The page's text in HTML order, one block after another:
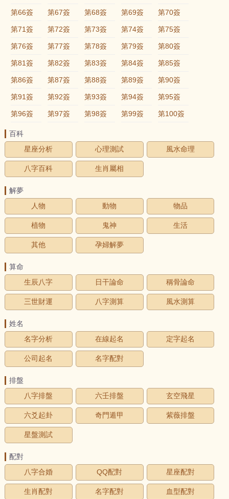
第66簽 第67簽 第68簽 第69簽 第70簽
第71簽 第72簽 第73簽 第74簽 第75簽
第76簽 第77簽 第78簽 第79簽 第80簽
第81簽 第82簽 第83簽 第84簽 第85簽
第86簽 第87簽 第88簽 第89簽 第90簽
第91簽 第92簽 第93簽 第94簽 第95簽
第96簽 第97簽 第98簽 第99簽 第100簽
百科
星座分析
心理測試 風水命理
八字百科 生肖屬相
解夢
人物
動物 物品
植物 鬼神 生活
其他 孕婦解夢
算命
生辰八字
日干論命 稱骨論命
三世財運 八字測算 風水測算
姓名
名字分析
在線起名 定字起名
公司起名 名字配對
排盤
八字排盤
六壬排盤 玄空飛星
六爻起卦 奇門遁甲 紫薇排盤
星盤測試
配對
八字合婚
QQ配對 星座配對
生肖配對 名字配對 血型配對